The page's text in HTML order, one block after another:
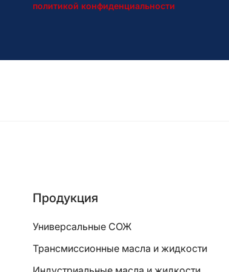
политикой конфиденциальности
Продукция
Универсальные СОЖ
Трансмиссионные масла и жидкости